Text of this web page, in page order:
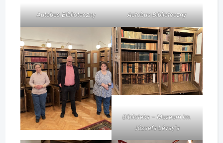
Autobus Biblioteczny Autobus Biblioteczny
Biblioteka – Muzeum im.
Józsefa Lévay’a